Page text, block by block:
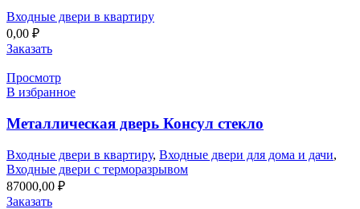
Входные двери в квартиру
0,00 ₽
Заказать
Просмотр
В избранное
Металлическая дверь Консул стекло
Входные двери в квартиру, Входные двери для дома и дачи,
Входные двери с терморазрывом
87000,00 ₽
Заказать